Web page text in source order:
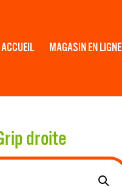
ACCUEIL MAGASIN EN LIGNE
droite